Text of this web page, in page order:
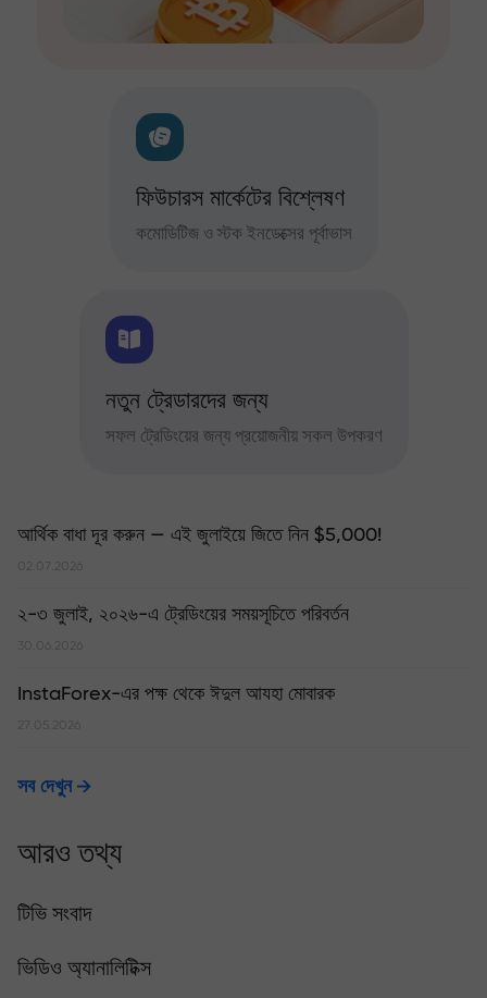
ফিউচারস মার্কেটের বিশ্লেষণ
কমোডিটিজ ও স্টক ইনডেক্সের পূর্বাভাস
নতুন ট্রেডারদের জন্য
সফল ট্রেডিংয়ের জন্য প্রয়োজনীয় সকল উপকরণ
আর্থিক বাধা দূর করুন — এই জুলাইয়ে জিতে নিন $5,000!
02.07.2026
২-৩ জুলাই, ২০২৬-এ ট্রেডিংয়ের সময়সূচিতে পরিবর্তন
30.06.2026
InstaForex-এর পক্ষ থেকে ঈদুল আযহা মোবারক
27.05.2026
সব দেখুন
আরও তথ্য
টিভি সংবাদ
ভিডিও অ্যানালিটিক্স